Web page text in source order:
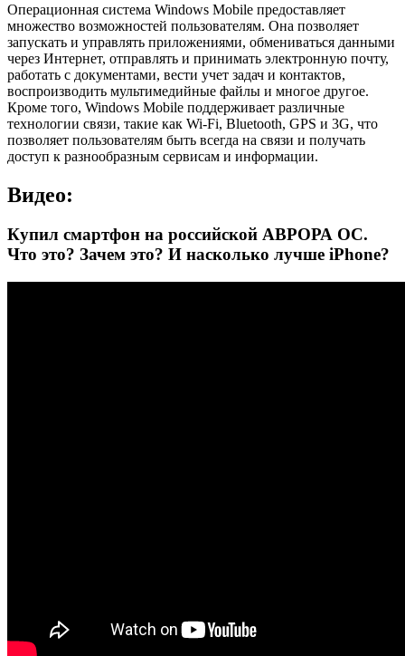
Операционная система Windows Mobile предоставляет
множество возможностей пользователям. Она позволяет
запускать и управлять приложениями, обмениваться данными
через Интернет, отправлять и принимать электронную почту,
работать с документами, вести учет задач и контактов,
воспроизводить мультимедийные файлы и многое другое.
Кроме того, Windows Mobile поддерживает различные
технологии связи, такие как Wi-Fi, Bluetooth, GPS и 3G, что
позволяет пользователям быть всегда на связи и получать
доступ к разнообразным сервисам и информации.
Видео:
Купил смартфон на российской АВРОРА ОС.
Что это? Зачем это? И насколько лучше iPhone?